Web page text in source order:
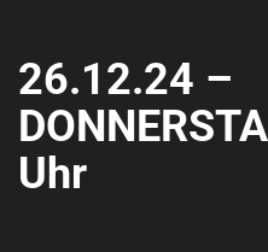
26.12.24 –
Uhr